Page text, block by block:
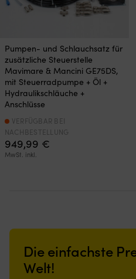
Pumpen- und Schlauchsatz für
zusätzliche Steuerstelle
Mavimare & Mancini GE75DS,
mit Steuerradpumpe + Öl +
Hydraulikschläuche +
Anschlüsse
949,99 €
MwSt. inkl.
VERFÜGBAR BEI
NACHBESTELLUNG
Die einfachste
Welt!